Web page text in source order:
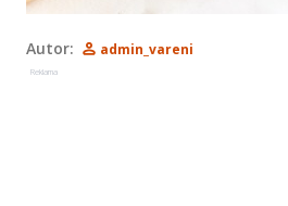
Autor: admin_vareni
Reklama